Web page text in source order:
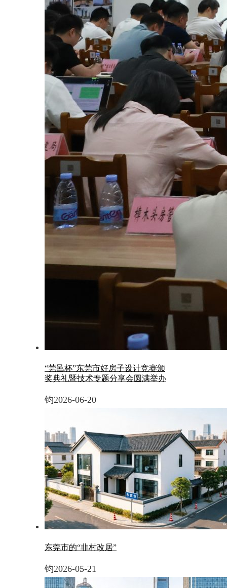
“莞邑杯”东莞市好房子设计竞赛颁
奖典礼暨技术专题分享会圆满举办
钧2026-06-20
东莞市的“非村改居”
钧2026-05-21